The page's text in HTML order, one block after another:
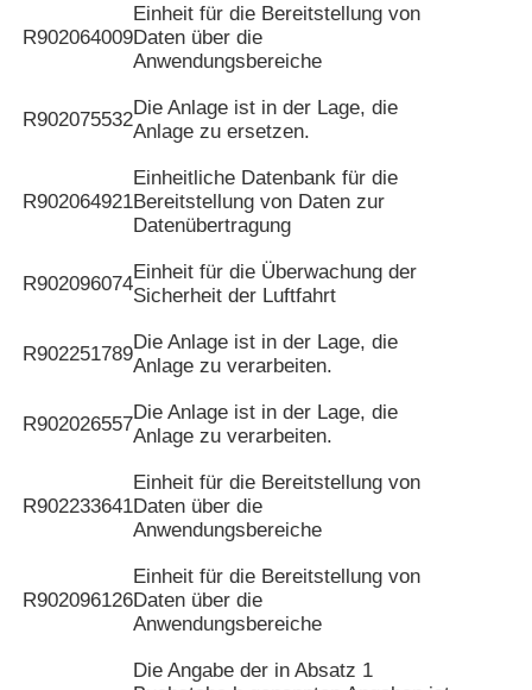
R902064009
Einheit für die Bereitstellung von
Daten über die
Anwendungsbereiche
R902075532
Die Anlage ist in der Lage, die
Anlage zu ersetzen.
R902064921
Einheitliche Datenbank für die
Bereitstellung von Daten zur
Datenübertragung
R902096074
Einheit für die Überwachung der
Sicherheit der Luftfahrt
R902251789
Die Anlage ist in der Lage, die
Anlage zu verarbeiten.
R902026557
Die Anlage ist in der Lage, die
Anlage zu verarbeiten.
R902233641
Einheit für die Bereitstellung von
Daten über die
Anwendungsbereiche
R902096126
Einheit für die Bereitstellung von
Daten über die
Anwendungsbereiche
Die Angabe der in Absatz 1